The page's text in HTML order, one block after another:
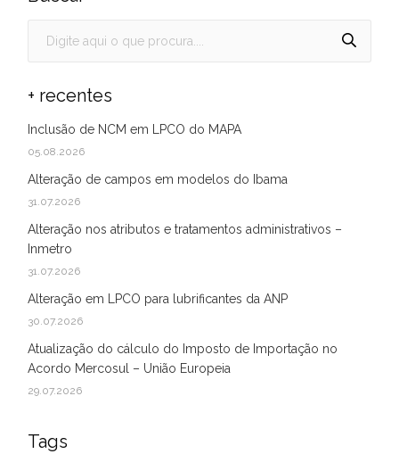
+ recentes
Inclusão de NCM em LPCO do MAPA
05.08.2026
Alteração de campos em modelos do Ibama
31.07.2026
Alteração nos atributos e tratamentos administrativos –
Inmetro
31.07.2026
Alteração em LPCO para lubrificantes da ANP
30.07.2026
Atualização do cálculo do Imposto de Importação no
Acordo Mercosul – União Europeia
29.07.2026
Tags